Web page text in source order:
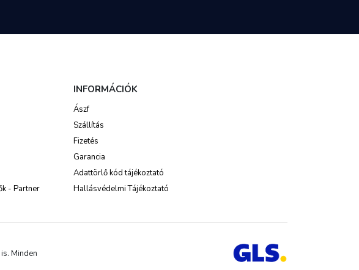
- Partner
INFORMÁCIÓK
Ászf
Szállítás
Fizetés
Garancia
Adattörlő kód tájékoztató
Hallásvédelmi Tájékoztató
Minden